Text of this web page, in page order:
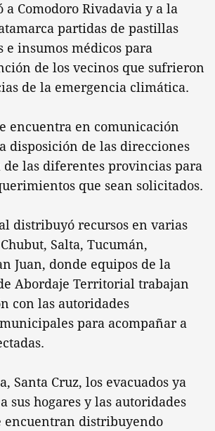
a Comodoro Rivadavia y a la
partidas de pastillas
e insumos médicos para
de los vecinos que sufrieron
de la emergencia climática.
encuentra en comunicación
disposición de las direcciones
de las diferentes provincias para
que sean solicitados.
distribuyó recursos en varias
Salta, Tucumán,
Juan, donde equipos de la
Abordaje Territorial trabajan
con las autoridades
para acompañar a
Santa Cruz, los evacuados ya
sus hogares y las autoridades
encuentran distribuyendo